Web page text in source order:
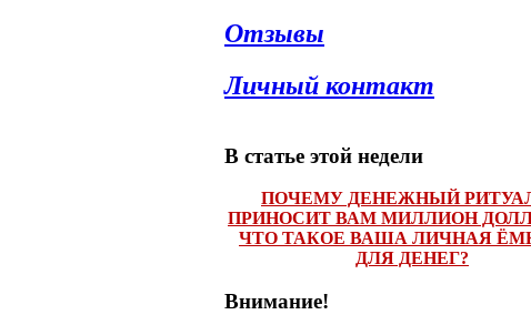
Отзывы
Личный контакт
В статье этой недели
ПОЧЕМУ ДЕНЕЖНЫЙ
ПРИНОСИТ ВАМ МИЛЛИОН
ЧТО ТАКОЕ ВАША ЛИЧНАЯ
ДЛЯ ДЕНЕГ?
Внимание!